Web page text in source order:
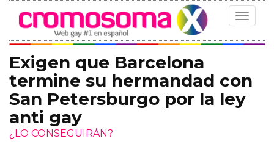
Toggle
Exigen que Barcelona
termine su hermandad con
San Petersburgo por la ley
anti gay
¿LO CONSEGUIRÁN?